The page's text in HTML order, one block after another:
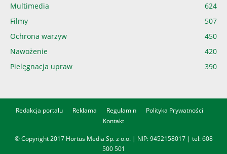
Multimedia
624
Filmy
507
Ochrona warzyw
450
Nawożenie
420
Pielęgnacja upraw
390
Redakcja portalu Reklama Regulamin
Polityka Prywatności
Kontakt
© Copyright 2017 Hortus Media Sp. z o.o. | NIP: 9452158017 | tel:608
500 501